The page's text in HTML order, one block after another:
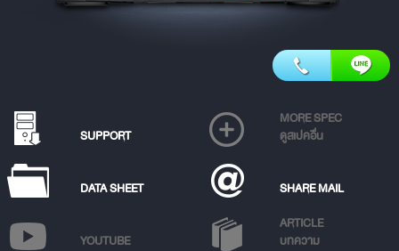
SUPPORT
MORE SPEC
ดูสเปคอื่น
DATA SHEET SHARE MAIL
YOUTUBE
ARTICLE
บทความ